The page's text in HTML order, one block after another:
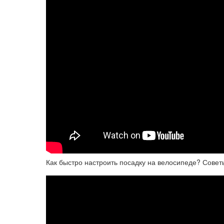
Как быстро настроить посадку на велосипеде?